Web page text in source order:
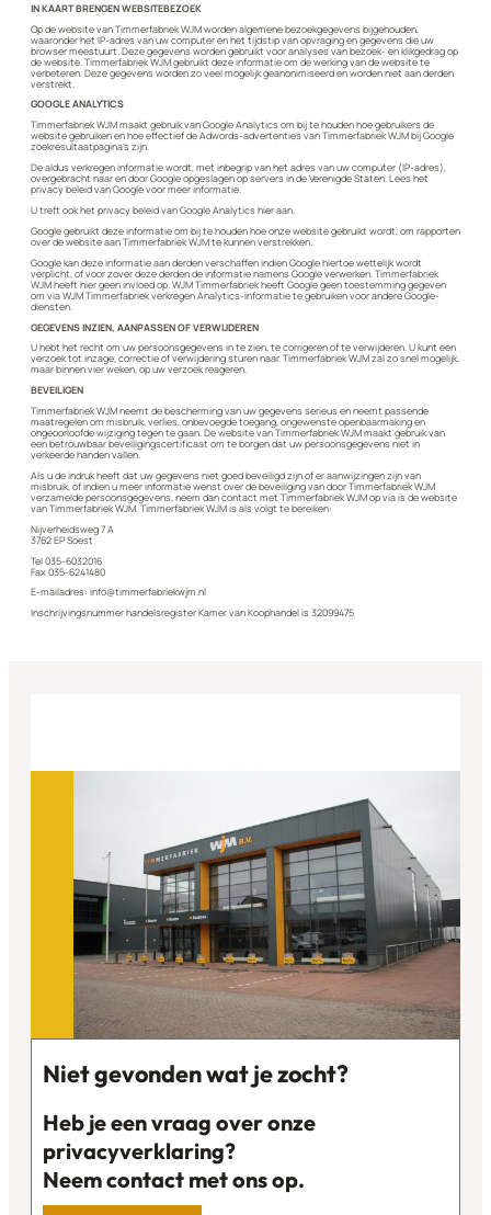
IN KAART BRENGEN WEBSITEBEZOEK
Op de website van Timmerfabriek WJM worden algemene bezoekgegevens bijgehouden,
waaronder het IP-adres van uw computer en het tijdstip van opvraging en gegevens die uw
browser meestuurt. Deze gegevens worden gebruikt voor analyses van bezoek- en klikgedrag op
de website. Timmerfabriek WJM gebruikt deze informatie om de werking van de website te
verbeteren. Deze gegevens worden zo veel mogelijk geanonimiseerd en worden niet aan derden
verstrekt.
GOOGLE ANALYTICS
Timmerfabriek WJM maakt gebruik van Google Analytics om bij te houden hoe gebruikers de
website gebruiken en hoe effectief de Adwords-advertenties van Timmerfabriek WJM bij Google
zoekresultaatpagina’s zijn.
De aldus verkregen informatie wordt, met inbegrip van het adres van uw computer (IP-adres),
overgebracht naar en door Google opgeslagen op servers in de Verenigde Staten. Lees het
privacy beleid van Google voor meer informatie.
U treft ook het privacy beleid van Google Analytics hier aan.
Google gebruikt deze informatie om bij te houden hoe onze website gebruikt wordt, om rapporten
over de website aan Timmerfabriek WJM te kunnen verstrekken.
Google kan deze informatie aan derden verschaffen indien Google hiertoe wettelijk wordt
verplicht, of voor zover deze derden de informatie namens Google verwerken. Timmerfabriek
WJM heeft hier geen invloed op. WJM Timmerfabriek heeft Google geen toestemming gegeven
om via WJM Timmerfabriek verkregen Analytics-informatie te gebruiken voor andere Google-
diensten.
GEGEVENS INZIEN, AANPASSEN OF VERWIJDEREN
U hebt het recht om uw persoonsgegevens in te zien, te corrigeren of te verwijderen. U kunt een
verzoek tot inzage, correctie of verwijdering sturen naar. Timmerfabriek WJM zal zo snel mogelijk,
maar binnen vier weken, op uw verzoek reageren.
BEVEILIGEN
Timmerfabriek WJM neemt de bescherming van uw gegevens serieus en neemt passende
maatregelen om misbruik, verlies, onbevoegde toegang, ongewenste openbaarmaking en
ongeoorloofde wijziging tegen te gaan. De website van Timmerfabriek WJM maakt gebruik van
een betrouwbaar beveiligingscertificaat om te borgen dat uw persoonsgegevens niet in
verkeerde handen vallen.
Als u de indruk heeft dat uw gegevens niet goed beveiligd zijn of er aanwijzingen zijn van
misbruik, of indien u meer informatie wenst over de beveiliging van door Timmerfabriek WJM
verzamelde persoonsgegevens, neem dan contact met Timmerfabriek WJM op via is de website
van Timmerfabriek WJM. Timmerfabriek WJM is als volgt te bereiken:
Nijverheidsweg 7 A
3762 EP Soest
Tel 035-6032016
Fax 035-6241480
E-mailadres: info@timmerfabriekwjm.nl
Inschrijvingsnummer handelsregister Kamer van Koophandel is 32099475
Niet gevonden wat je zocht?
Heb je een vraag over onze
privacyverklaring?
Neem contact met ons op.